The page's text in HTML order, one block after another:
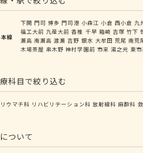
線
下関 門司 博多 門司港 小森江 小倉 西小倉 九
福工大前 九産大前 香椎 千早 箱崎 吉塚 竹下
瀬高 南瀬高 渡瀬 吉野 銀水 大牟田 荒尾 南荒
木場茶屋 串木野 神村学園前 市来 湯之元 東
科目で絞り込む
リウマチ科 リハビリテーション科 放射線科 麻酔科
ついて